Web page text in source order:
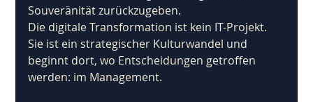
Souveränität zurückzugeben.
Die digitale Transformation ist kein IT-Projekt.
Sie ist ein strategischer Kulturwandel und
beginnt dort, wo Entscheidungen getroffen
werden: im Management.